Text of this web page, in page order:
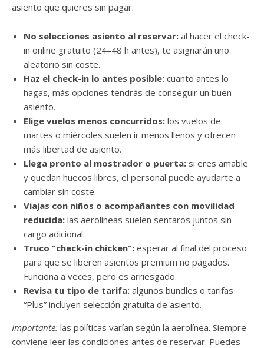
asiento que quieres sin pagar:
No selecciones asiento al reservar: al hacer el check-
in online gratuito (24–48 h antes), te asignarán uno
aleatorio sin coste.
Haz el check-in lo antes posible: cuanto antes lo
hagas, más opciones tendrás de conseguir un buen
asiento.
Elige vuelos menos concurridos: los vuelos de
martes o miércoles suelen ir menos llenos y ofrecen
más libertad de asiento.
Llega pronto al mostrador o puerta: si eres amable
y quedan huecos libres, el personal puede ayudarte a
cambiar sin coste.
Viajas con niños o acompañantes con movilidad
reducida: las aerolíneas suelen sentaros juntos sin
cargo adicional.
Truco “check-in chicken”: esperar al final del proceso
para que se liberen asientos premium no pagados.
Funciona a veces, pero es arriesgado.
Revisa tu tipo de tarifa: algunos bundles o tarifas
“Plus” incluyen selección gratuita de asiento.
Importante: las políticas varían según la aerolínea. Siempre
conviene leer las condiciones antes de reservar. Puedes